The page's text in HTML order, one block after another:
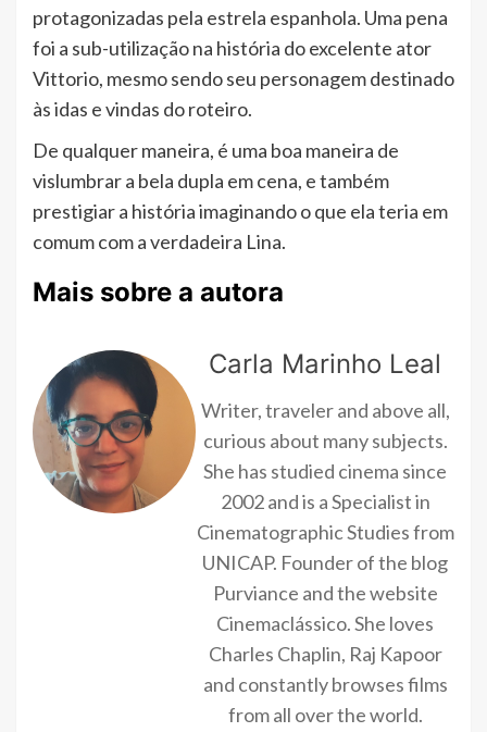
protagonizadas pela estrela espanhola. Uma pena
foi a sub-utilização na história do excelente ator
Vittorio, mesmo sendo seu personagem destinado
às idas e vindas do roteiro.
De qualquer maneira, é uma boa maneira de
vislumbrar a bela dupla em cena, e também
prestigiar a história imaginando o que ela teria em
comum com a verdadeira Lina.
Mais sobre a autora
Carla Marinho Leal
Writer, traveler and above all,
curious about many subjects.
She has studied cinema since
2002 and is a Specialist in
Cinematographic Studies from
UNICAP. Founder of the blog
Purviance and the website
Cinemaclássico. She loves
Charles Chaplin, Raj Kapoor
and constantly browses films
from all over the world.